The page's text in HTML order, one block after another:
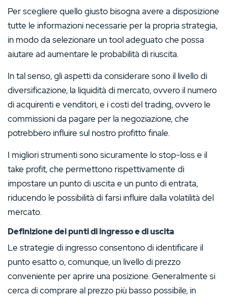
Per scegliere quello giusto bisogna avere a disposizione
tutte le informazioni necessarie per la propria strategia,
in modo da selezionare un tool adeguato che possa
aiutare ad aumentare le probabilità di riuscita.
In tal senso, gli aspetti da considerare sono il livello di
diversificazione, la liquidità di mercato, ovvero il numero
di acquirenti e venditori, e i costi del trading, ovvero le
commissioni da pagare per la negoziazione, che
potrebbero influire sul nostro profitto finale.
I migliori strumenti sono sicuramente lo stop-loss e il
take profit, che permettono rispettivamente di
impostare un punto di uscita e un punto di entrata,
riducendo le possibilità di farsi influire dalla volatilità del
mercato.
Definizione dei punti di ingresso e di uscita
Le strategie di ingresso consentono di identificare il
punto esatto o, comunque, un livello di prezzo
conveniente per aprire una posizione. Generalmente si
cerca di comprare al prezzo più basso possibile, in